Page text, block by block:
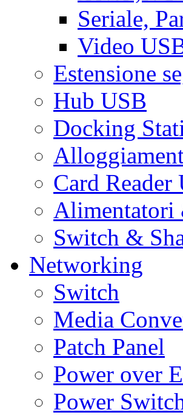
Seriale,
Video
Estensione
Hub USB
Docking
Card Reader
Alimentatori
Switch &
Networking
Switch
Media
Patch Panel
Power over
Power